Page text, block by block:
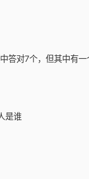
答对7个，但其中有
是谁